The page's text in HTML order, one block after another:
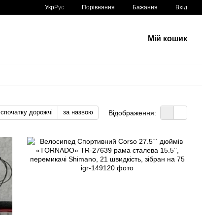
УкрРус Порівняння Бажання Вхід
Мій кошик
спочатку дорожчі за назвою Відображення: